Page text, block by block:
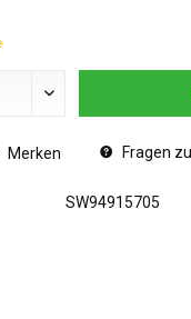
Merken Fragen
SW94915705